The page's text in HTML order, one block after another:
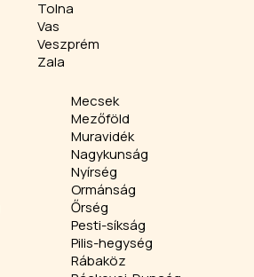
Tolna
Vas
Veszprém
Zala
Mecsek
Mezőföld
Muravidék
Nagykunság
Nyírség
Ormánság
Őrség
Pesti-síkság
Pilis-hegység
Rábaköz